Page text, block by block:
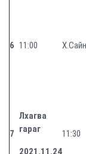
6 11:00
7
Лхагва
гараг
2021.11.24
11:30